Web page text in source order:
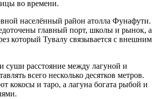
во времени.
населённый район атолла Фунафути.
главный порт, школы и рынок, а
который Тувалу связывается с внешним
суши расстояние между лагуной и
всего несколько десятков метров.
кокосы и таро, а лагуна богата рыбой и